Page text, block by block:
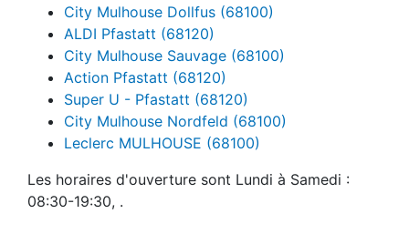
City Mulhouse Dollfus (68100)
ALDI Pfastatt (68120)
City Mulhouse Sauvage (68100)
Action Pfastatt (68120)
Super U - Pfastatt (68120)
City Mulhouse Nordfeld (68100)
Leclerc MULHOUSE (68100)
Les horaires d'ouverture sont Lundi à Samedi :
08:30-19:30, .